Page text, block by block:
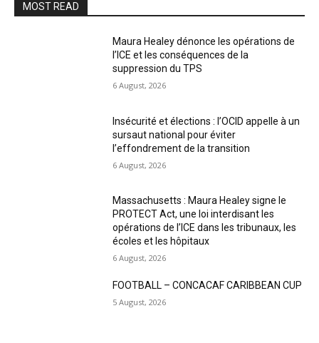
MOST READ
Maura Healey dénonce les opérations de
l’ICE et les conséquences de la
suppression du TPS
6 August, 2026
Insécurité et élections : l’OCID appelle à un
sursaut national pour éviter
l’effondrement de la transition
6 August, 2026
Massachusetts : Maura Healey signe le
PROTECT Act, une loi interdisant les
opérations de l’ICE dans les tribunaux, les
écoles et les hôpitaux
6 August, 2026
FOOTBALL – CONCACAF CARIBBEAN CUP
5 August, 2026